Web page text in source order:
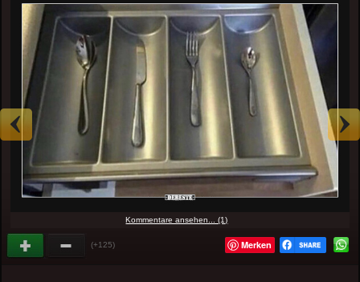
Kommentare ansehen... (1)
(+125) Merken